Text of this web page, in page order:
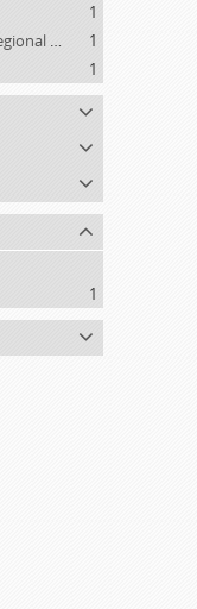
1
Biblioteca Pública e Arquivo Regional de Ponta Delgada (1841- )
1
1
1